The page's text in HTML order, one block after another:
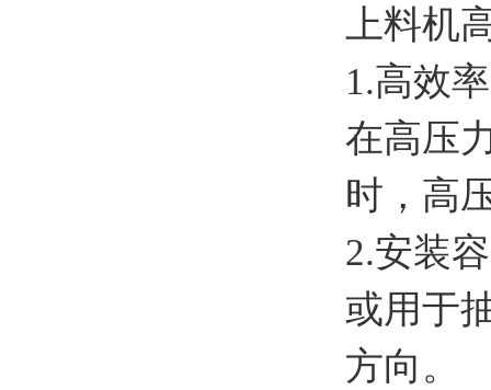
上料机
1.高效
在高压
时，高
2.安装
或用于
方向。